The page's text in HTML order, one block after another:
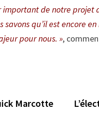
de notre projet
qu’il est encore
pour nous. »,
Marcotte